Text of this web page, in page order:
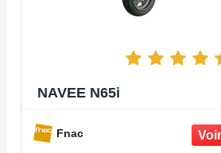
NAVEE N65i
Fnac